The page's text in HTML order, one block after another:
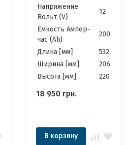
200ah 12в 200Ач
Напряжение
Вольт (V)
12
Емкость Ампер-
час (Ah)
200
Длина [мм]
532
Ширина [мм]
206
Высота [мм]
220
18 950 грн.
В корзину